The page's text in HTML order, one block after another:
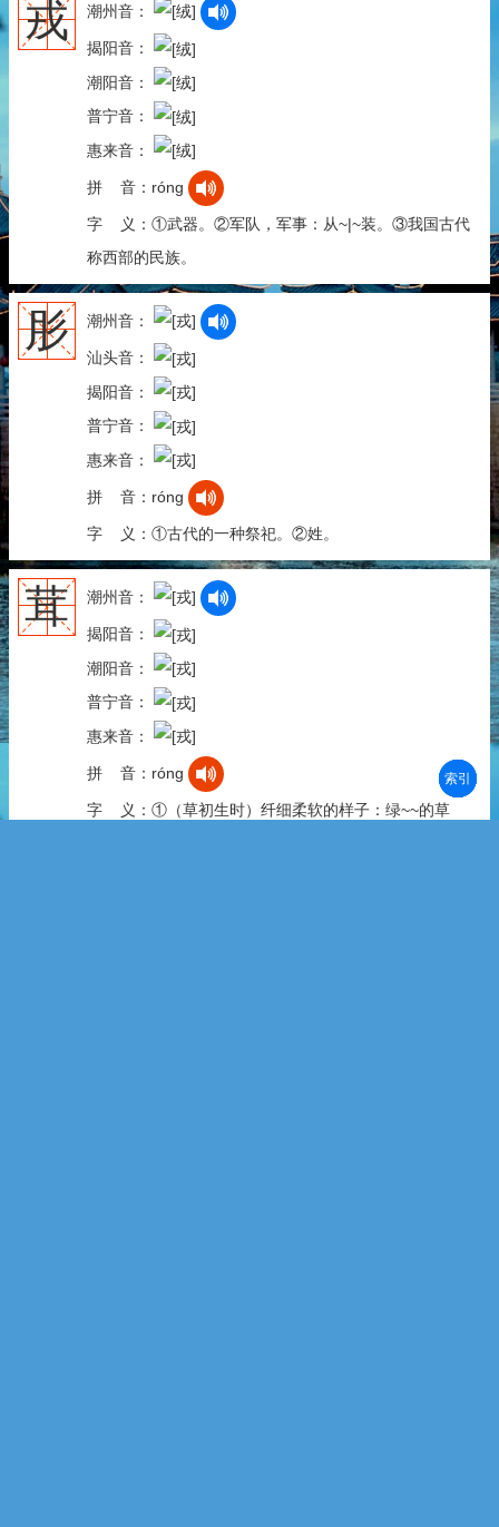
戎 潮州音：
揭阳音：
潮阳音：
普宁音：
惠来音：
拼 音：róng
字 义：①武器。②军队，军事：从~|~装。③我国古代
称西部的民族。
肜 潮州音：
汕头音：
揭阳音：
普宁音：
惠来音：
拼 音：róng
字 义：①古代的一种祭祀。②姓。
茸 潮州音：
揭阳音：
潮阳音：
普宁音：
惠来音：
拼 音：róng
字 义：①（草初生时）纤细柔软的样子：绿~~的草
部首
笔划
拼音
潮拼